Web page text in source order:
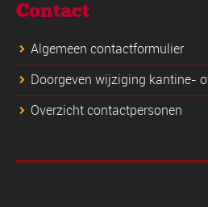
Contact
Algemeen contactformulier
Doorgeven wijziging kantine-
Overzicht contactpersonen